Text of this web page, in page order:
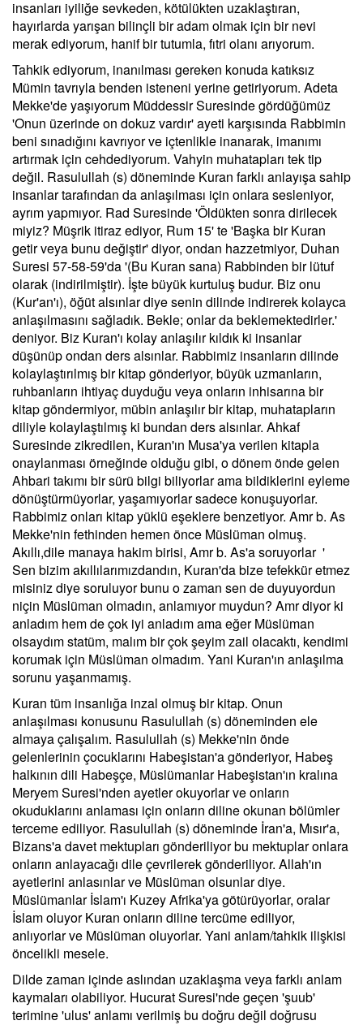
insanları iyiliğe sevkeden, kötülükten uzaklaştıran,
hayırlarda yarışan bilinçli bir adam olmak için bir nevi
merak ediyorum, hanif bir tutumla, fıtri olanı arıyorum.
Tahkik ediyorum, inanılması gereken konuda katıksız
Mümin tavrıyla benden isteneni yerine getiriyorum. Adeta
Mekke'de yaşıyorum Müddessir Suresinde gördüğümüz
'Onun üzerinde on dokuz vardır' ayeti karşısında Rabbimin
beni sınadığını kavrıyor ve içtenlikle inanarak, imanımı
artırmak için cehdediyorum. Vahyin muhatapları tek tip
değil. Rasulullah (s) döneminde Kuran farklı anlayışa sahip
insanlar tarafından da anlaşılması için onlara sesleniyor,
ayrım yapmıyor. Rad Suresinde 'Öldükten sonra dirilecek
miyiz? Müşrik itiraz ediyor, Rum 15' te 'Başka bir Kuran
getir veya bunu değiştir' diyor, ondan hazzetmiyor, Duhan
Suresi 57-58-59'da '(Bu Kuran sana) Rabbinden bir lütuf
olarak (indirilmiştir). İşte büyük kurtuluş budur. Biz onu
(Kur'an'ı), öğüt alsınlar diye senin dilinde indirerek kolayca
anlaşılmasını sağladık. Bekle; onlar da beklemektedirler.'
deniyor. Biz Kuran'ı kolay anlaşılır kıldık ki insanlar
düşünüp ondan ders alsınlar. Rabbimiz insanların dilinde
kolaylaştırılmış bir kitap gönderiyor, büyük uzmanların,
ruhbanların ihtiyaç duyduğu veya onların inhisarına bir
kitap göndermiyor, mübin anlaşılır bir kitap, muhatapların
diliyle kolaylaştılmış ki bundan ders alsınlar. Ahkaf
Suresinde zikredilen, Kuran'ın Musa'ya verilen kitapla
onaylanması örneğinde olduğu gibi, o dönem önde gelen
Ahbari takımı bir sürü bilgi biliyorlar ama bildiklerini eyleme
dönüştürmüyorlar, yaşamıyorlar sadece konuşuyorlar.
Rabbimiz onları kitap yüklü eşeklere benzetiyor. Amr b. As
Mekke'nin fethinden hemen önce Müslüman olmuş.
Akıllı,dile manaya hakim birisi, Amr b. As'a soruyorlar '
Sen bizim akıllılarımızdandın, Kuran'da bize tefekkür etmez
misiniz diye soruluyor bunu o zaman sen de duyuyordun
niçin Müslüman olmadın, anlamıyor muydun? Amr diyor ki
anladım hem de çok iyi anladım ama eğer Müslüman
olsaydım statüm, malım bir çok şeyim zail olacaktı, kendimi
korumak için Müslüman olmadım. Yani Kuran'ın anlaşılma
sorunu yaşanmamış.
Kuran tüm insanlığa inzal olmuş bir kitap. Onun
anlaşılması konusunu Rasulullah (s) döneminden ele
almaya çalışalım. Rasulullah (s) Mekke'nin önde
gelenlerinin çocuklarını Habeşistan'a gönderiyor, Habeş
halkının dili Habeşçe, Müslümanlar Habeşistan'ın kralına
Meryem Suresi'nden ayetler okuyorlar ve onların
okuduklarını anlaması için onların diline okunan bölümler
terceme ediliyor. Rasulullah (s) döneminde İran'a, Mısır'a,
Bizans'a davet mektupları gönderiliyor bu mektuplar onlara
onların anlayacağı dile çevrilerek gönderiliyor. Allah'ın
ayetlerini anlasınlar ve Müslüman olsunlar diye.
Müslümanlar İslam'ı Kuzey Afrika'ya götürüyorlar, oralar
İslam oluyor Kuran onların diline tercüme ediliyor,
anlıyorlar ve Müslüman oluyorlar. Yani anlam/tahkik ilişkisi
öncelikli mesele.
Dilde zaman içinde aslından uzaklaşma veya farklı anlam
kaymaları olabiliyor. Hucurat Suresi'nde geçen 'şuub'
terimine 'ulus' anlamı verilmiş bu doğru değil doğrusu